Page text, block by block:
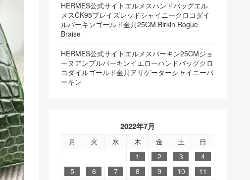
HERMES公式サイトエルメスハンドバッグエル
メスCK95ブレイズレッドシャイニークロコダイ
ルバーキンゴールド金具25CM Birkin Rogue
Braise
HERMES公式サイトエルメスバーキン25CMジョ
ーヌアンブルバーキンイエローハンドバッグクロ
コダイルゴールド金具アリゲーターシャイニーバ
ーキン
2022年7月
月 火 水 木 金 土
日
1
2 3
4
5
6 7 8 9 10
11